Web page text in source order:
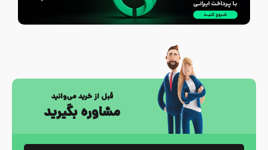
قبل از خرید می‌وانید
مشاوره بگیرید